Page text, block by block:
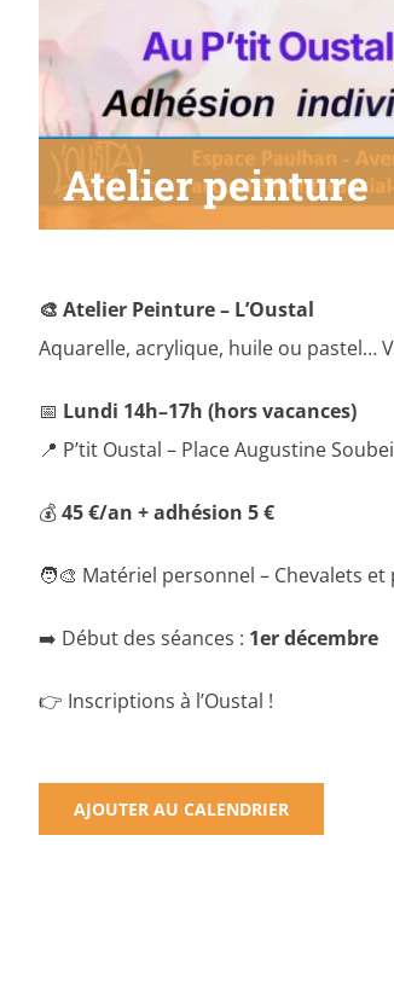
Atelier peinture
🎨 Atelier Peinture – L’Oustal
Aquarelle, acrylique, huile ou pastel…
📅 Lundi 14h–17h (hors vacances)
📍 P’tit Oustal – Place Augustine
💰45 €/an + adhésion 5 €
🧑‍🎨 Matériel personnel – Chevalets et
➡️ Début des séances : 1er décembre
👉 Inscriptions à l’Oustal !
AJOUTER AU CALENDRIER